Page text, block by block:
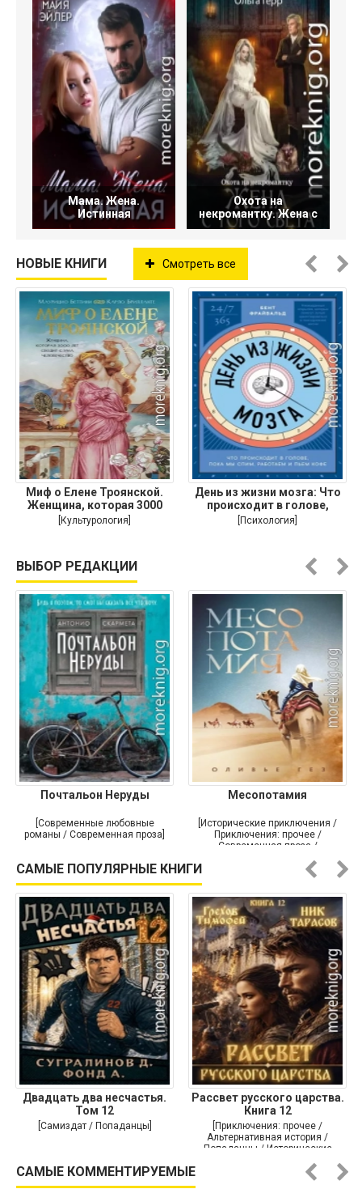
Мама. Жена.
Истинная
Охота на
некромантку. Жена с
НОВЫЕ КНИГИ Смотреть все
Миф о Елене Троянской.
Женщина, которая 3000
лет
[Культурология]
День из жизни мозга: Что
происходит в голове,
[Психология]
ВЫБОР РЕДАКЦИИ
Почтальон Неруды
[Современные любовные
романы / Современная проза]
Месопотамия
[Исторические приключения /
Приключения: прочее /
Современная проза /
САМЫЕ ПОПУЛЯРНЫЕ КНИГИ
Двадцать два несчастья.
Том 12
[Самиздат / Попаданцы]
Рассвет русского царства.
Книга 12
[Приключения: прочее /
Альтернативная история /
Попаданцы / Исторические
САМЫЕ КОММЕНТИРУЕМЫЕ